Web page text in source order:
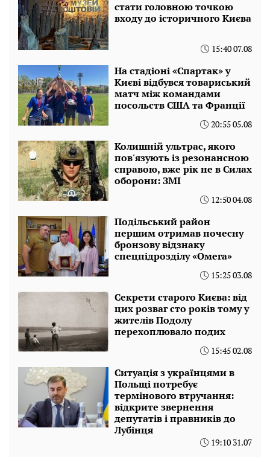
стати головною точкою
входу до історичного Києва
15:40 07.08
На стадіоні «Спартак» у
Києві відбувся товариський
матч між командами
посольств США та Франції
20:55 05.08
Колишній ультрас, якого
пов'язують із резонансною
справою, вже рік не в Силах
оборони: ЗМІ
12:50 04.08
Подільський район
першим отримав почесну
бронзову відзнаку
спецпідрозділу «Омега»
15:25 03.08
Секрети старого Києва: від
цих розваг сто років тому у
жителів Подолу
перехоплювало подих
15:45 02.08
Ситуація з українцями в
Польщі потребує
термінового втручання:
відкрите звернення
депутатів і правників до
Лубінця
19:10 31.07